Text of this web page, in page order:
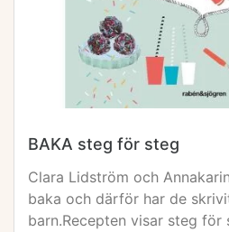
BAKA steg för steg
Clara Lidström och
baka och därför har de
barn.Recepten visar steg för